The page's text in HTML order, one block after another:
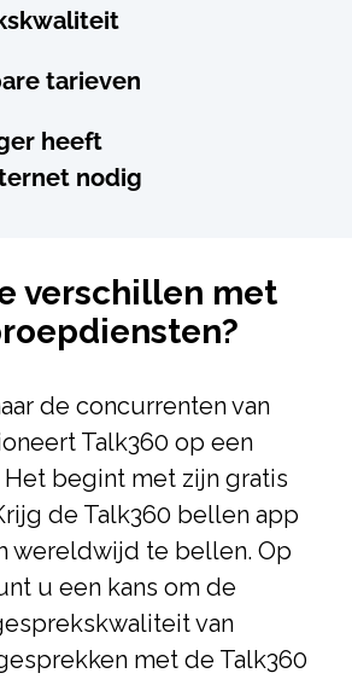
tarieven
heeft
nodig
verschillen met
de concurrenten van
Talk360 op een
Het begint met zijn gratis
de Talk360 bellen app
wereldwijd te bellen. Op
u een kans om de
van
met de Talk360